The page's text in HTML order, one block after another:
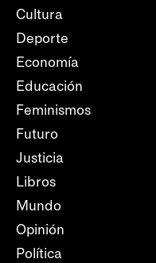
Cultura
Deporte
Economía
Educación
Feminismos
Futuro
Justicia
Libros
Mundo
Opinión
Política